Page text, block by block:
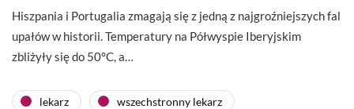
Hiszpania i Portugalia zmagają się z jedną z najgroźniejszych fal
upałów w historii. Temperatury na Półwyspie Iberyjskim
zbliżyły się do 50°C, a…
lekarz wszechstronny lekarz